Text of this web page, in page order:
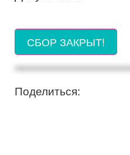
СБОР ЗАКРЫТ!
Поделиться: